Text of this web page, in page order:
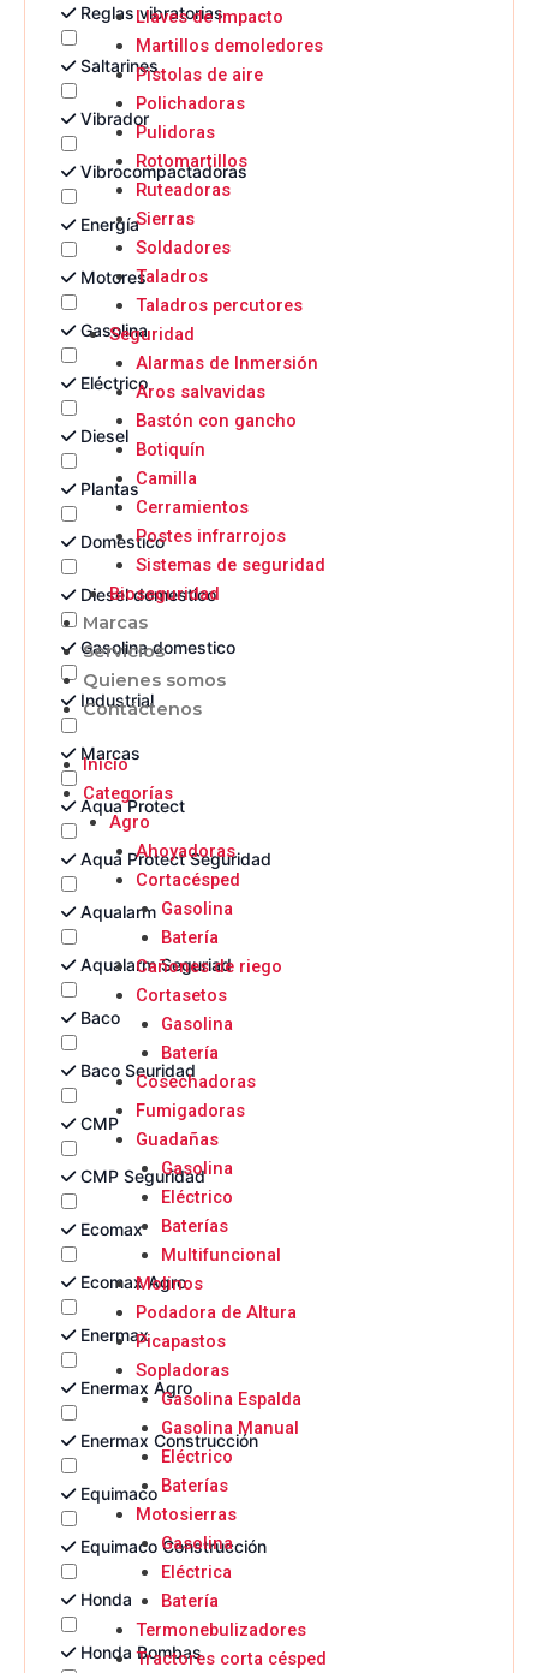
Reglas vibratorias
Saltarines
Vibrador
Vibrocompactadoras
Energía
Motores
Gasolina
Eléctrico
Diesel
Plantas
Domestico
Diesel domestico
Gasolina domestico
Industrial
Marcas
Aqua Protect
Aqua Protect Seguridad
Aqualarm
Aqualarm Seguriad
Baco
Baco Seuridad
CMP
CMP Seguridad
Ecomax
Ecomax Agro
Enermax
Enermax Agro
Enermax Construcción
Equimaco
Equimaco Construcción
Honda
Honda Bombas
Llaves de impacto
Martillos demoledores
Pistolas de aire
Polichadoras
Pulidoras
Rotomartillos
Ruteadoras
Sierras
Soldadores
Taladros
Taladros percutores
Seguridad
Alarmas de Inmersión
Aros salvavidas
Bastón con gancho
Botiquín
Camilla
Cerramientos
Postes infrarrojos
Sistemas de seguridad
Bioseguridad
Marcas
Servicios
Quienes somos
Contáctenos
Inicio
Categorías
Agro
Ahoyadoras
Cortacésped
Gasolina
Batería
Cañones de riego
Cortasetos
Gasolina
Batería
Cosechadoras
Fumigadoras
Guadañas
Gasolina
Eléctrico
Baterías
Multifuncional
Molinos
Podadora de Altura
Picapastos
Sopladoras
Gasolina Espalda
Gasolina Manual
Eléctrico
Baterías
Motosierras
Gasolina
Eléctrica
Batería
Termonebulizadores
Tractores corta césped